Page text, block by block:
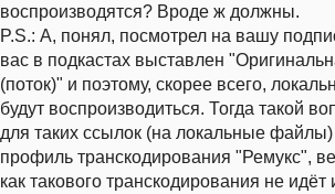
воспроизводятся? Вроде ж должны.
P.S.: А, понял, посмотрел на вашу
вас в подкастах выставлен
(поток)" и поэтому, скорее всего,
будут воспроизводиться. Тогда такой
для таких ссылок (на локальные файлы)
профиль транскодирования "Ремукс",
как такового транскодирования не